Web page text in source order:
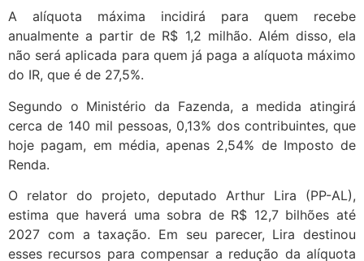
A alíquota máxima incidirá para quem recebe
anualmente a partir de R$ 1,2 milhão. Além disso, ela
não será aplicada para quem já paga a alíquota máximo
do IR, que é de 27,5%.
Segundo o Ministério da Fazenda, a medida atingirá
cerca de 140 mil pessoas, 0,13% dos contribuintes, que
hoje pagam, em média, apenas 2,54% de Imposto de
Renda.
O relator do projeto, deputado Arthur Lira (PP-AL),
estima que haverá uma sobra de R$ 12,7 bilhões até
2027 com a taxação. Em seu parecer, Lira destinou
esses recursos para compensar a redução da alíquota